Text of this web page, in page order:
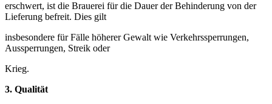
erschwert, ist die Brauerei für die Dauer der Behinderung von der
Lieferung befreit. Dies gilt
insbesondere für Fälle höherer Gewalt wie Verkehrssperrungen,
Aussperrungen, Streik oder
Krieg.
3. Qualität